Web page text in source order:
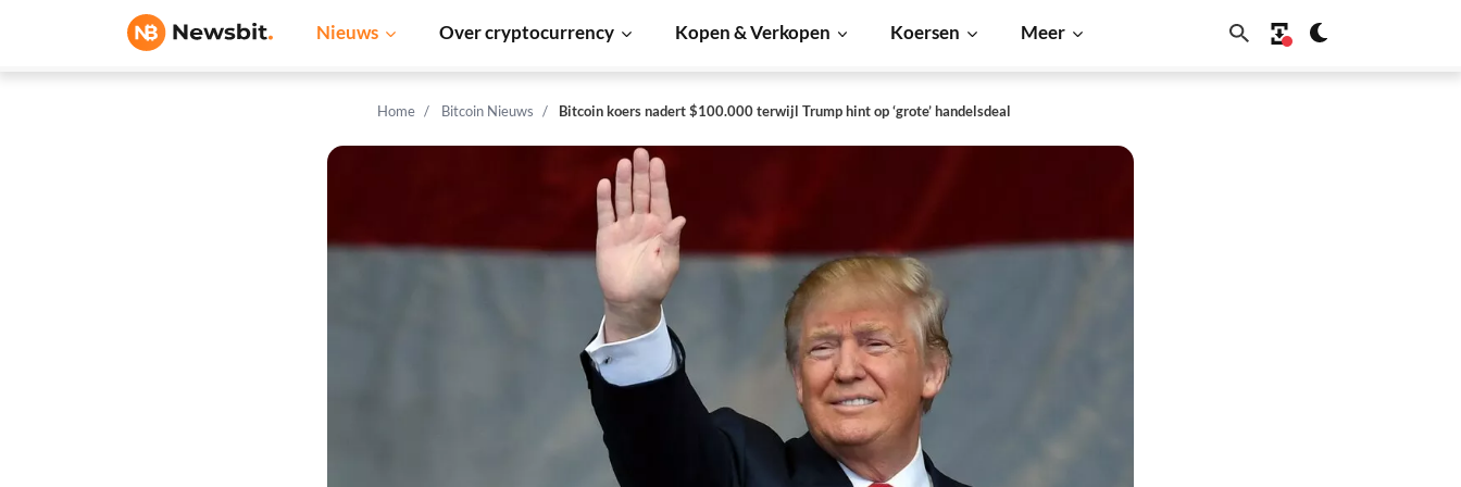
Nieuws Over cryptocurrency Kopen & Verkopen Koersen Meer
Home Bitcoin Nieuws Bitcoin koers nadert $100.000 terwijl Trump hint op ‘grote’ handelsdeal